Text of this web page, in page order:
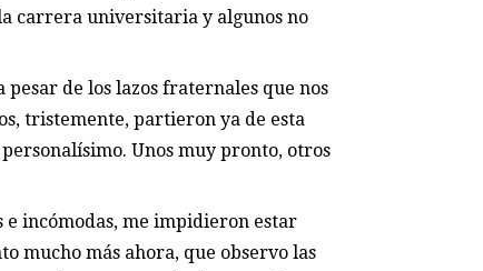
carrera universitaria y algunos no
pesar de los lazos fraternales que nos
tristemente, partieron ya de esta
Unos muy pronto, otros
e incómodas, me impidieron estar
mucho más ahora, que observo las